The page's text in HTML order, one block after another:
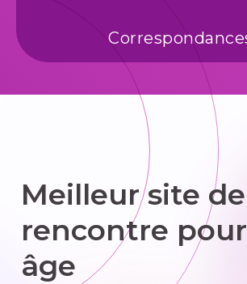
Meilleur site de
rencontre
âge